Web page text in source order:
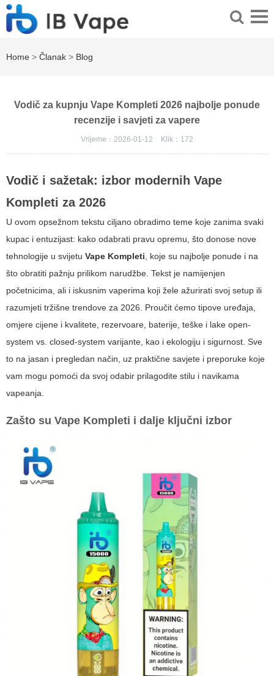
Home > Članak > Blog
Vodič za kupnju Vape Kompleti 2026 najbolje ponude
recenzije i savjeti za vapere
Vrijeme：2026-01-12 Klik： 172
Vodič i sažetak: izbor modernih Vape
Kompleti za 2026
U ovom opsežnom tekstu ciljano obradimo teme koje zanima svaki
kupac i entuzijast: kako odabrati pravu opremu, što donose nove
tehnologije u svijetu Vape Kompleti, koje su najbolje ponude i na
što obratiti pažnju prilikom narudžbe. Tekst je namijenjen
početnicima, ali i iskusnim vaperima koji žele ažurirati svoj setup ili
razumjeti tržišne trendove za 2026. Proučit ćemo tipove uređaja,
omjere cijene i kvalitete, rezervoare, baterije, teške i lake open-
system vs. closed-system varijante, kao i ekologiju i sigurnost. Sve
to na jasan i pregledan način, uz praktične savjete i preporuke koje
vam mogu pomoći da svoj odabir prilagodite stilu i navikama
vapeanja.
Zašto su Vape Kompleti i dalje ključni izbor